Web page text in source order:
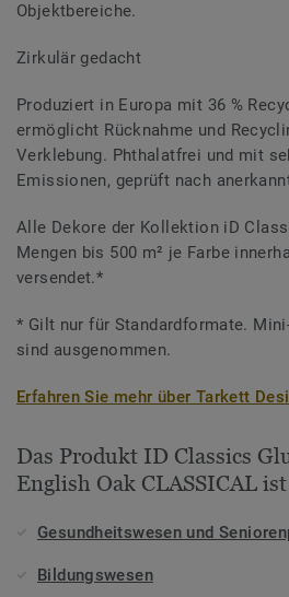
Objektbereiche.
Zirkulär gedacht
Produziert in Europa mit 36 %
ermöglicht Rücknahme und
Verklebung. Phthalatfrei und mit
Emissionen, geprüft nach
Alle Dekore der Kollektion iD
Mengen bis 500 m² je Farbe
versendet.*
* Gilt nur für Standardformate.
sind ausgenommen.
Erfahren Sie mehr über Tarkett
Das Produkt ID Classics
English Oak CLASSICAL
Gesundheitswesen und
Bildungswesen